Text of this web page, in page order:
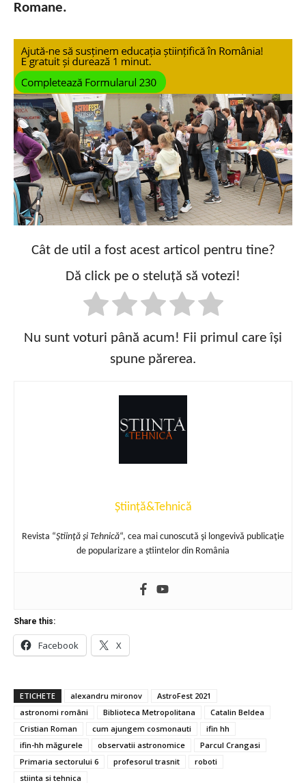
Romane.
Cât de util a fost acest articol pentru tine?
Dă click pe o steluță să votezi!
Nu sunt voturi până acum! Fii primul care își
spune părerea.
Știință&Tehnică
Revista “Ştiinţă şi Tehnică“, cea mai cunoscută şi longevivă publicaţie
de popularizare a ştiintelor din România
Share this:
Facebook X
ETICHETE alexandru mironov
AstroFest 2021
astronomi români
Biblioteca Metropolitana
Catalin Beldea
Cristian Roman
cum ajungem cosmonauti
ifin hh
ifin-hh măgurele
observatii astronomice
Parcul Crangasi
Primaria sectorului 6
profesorul trasnit
roboti
stiinta si tehnica